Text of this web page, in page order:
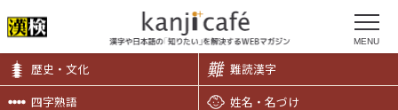
MENU
歴史・文化 難読漢字
四字熟語 姓名・名づけ